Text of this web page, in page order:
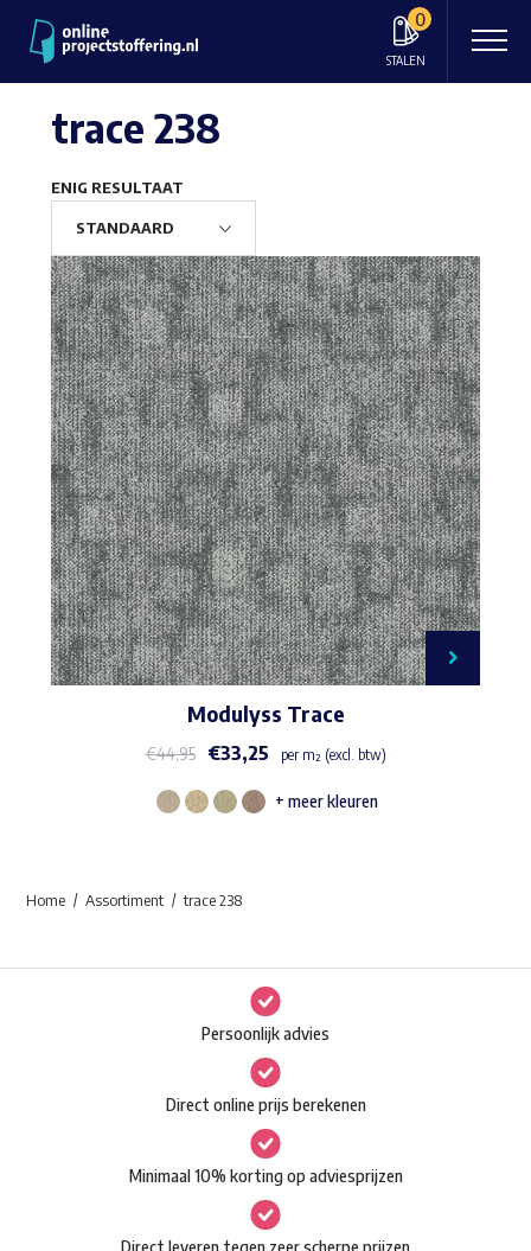
0
STALEN
Waar ben je naar op zoek?
trace 238
ENIG RESULTAAT
Modulyss Trace
€44,95 €33,25 per m² (excl. btw)
Dit
Deze
optie
kan
gekozen
worden
op
de
productpagina
+ meer kleuren
Home Assortiment trace 238
Persoonlijk advies
Direct online prijs berekenen
Minimaal 10% korting op adviesprijzen
Direct leveren tegen zeer scherpe prijzen